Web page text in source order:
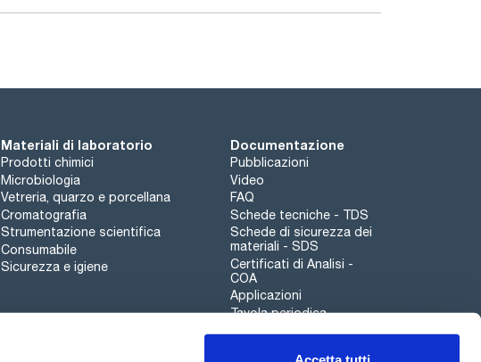
Materiali di laboratorio
Prodotti chimici
Microbiologia
Vetreria, quarzo e porcellana
Cromatografia
Strumentazione scientifica
Consumabile
Sicurezza e igiene
Documentazione
Pubblicazioni
Video
FAQ
Schede tecniche - TDS
Schede di sicurezza dei
materiali - SDS
Certificati di Analisi -
COA
Applicazioni
Tavola periodica